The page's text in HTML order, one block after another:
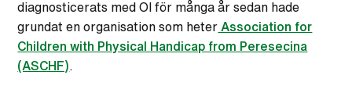
diagnosticerats med OI för många år sedan hade
grundat en organisation som heter Association for
Children with Physical Handicap from Peresecina
(ASCHF)